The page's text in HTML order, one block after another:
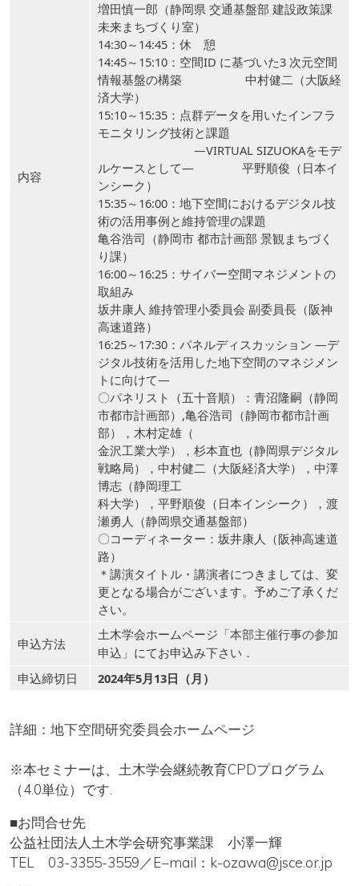
内容
増田慎一郎（静岡県 交通基盤部 建設政策課
未来まちづくり室）
14:30～14:45：休 憩
14:45～15:10：空間ID に基づいた3 次元空間
情報基盤の構築 中村健二（大阪経
済大学）
15:10～15:35：点群データを用いたインフラ
モニタリング技術と課題
―VIRTUAL SIZUOKAをモデ
ルケースとして― 平野順俊（日本イ
ンシーク）
15:35～16:00：地下空間におけるデジタル技
術の活用事例と維持管理の課題
亀谷浩司（静岡市 都市計画部 景観まちづく
り課）
16:00～16:25：サイバー空間マネジメントの
取組み
坂井康人 維持管理小委員会 副委員長（阪神
高速道路）
16:25～17:30：パネルディスカッション ―デ
ジタル技術を活用した地下空間のマネジメン
トに向けて―
〇パネリスト（五十音順）：青沼隆嗣（静岡
市都市計画部）,亀谷浩司（静岡市都市計画
部），木村定雄（
金沢工業大学），杉本直也（静岡県デジタル
戦略局），中村健二（大阪経済大学），中澤
博志（静岡理工
科大学），平野順俊（日本インシーク），渡
瀬勇人（静岡県交通基盤部）
〇コーディネーター：坂井康人（阪神高速道
路）
＊講演タイトル・講演者につきましては、変
更となる場合がございます。予めご了承くだ
さい。
申込方法
土木学会ホームページ「本部主催行事の参加
申込 」にてお申込み下さい．
申込締切日
2024年5月13日（月）
詳細： 地下空間研究委員会ホームページ
※本セミナーは、土木学会継続教育CPDプログラム
（4.0単位）です.
■お問合せ先
公益社団法人土木学会研究事業課 小澤一輝
TEL 03-3355-3559／E−mail：k-ozawa@jsce.or.jp